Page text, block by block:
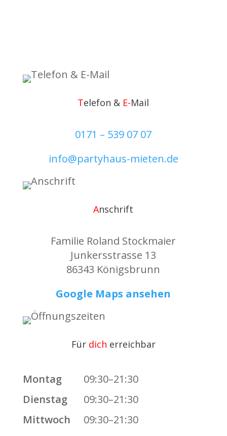
Telefon & E-Mail
0171 – 539 07 07
info@partyhaus-mieten.de
Anschrift
Familie Roland Stockmaier
Junkersstrasse 13
86343 Königsbrunn
Google Maps ansehen
Für dich erreichbar
Montag
09:30–21:30
Dienstag
09:30–21:30
Mittwoch
09:30–21:30